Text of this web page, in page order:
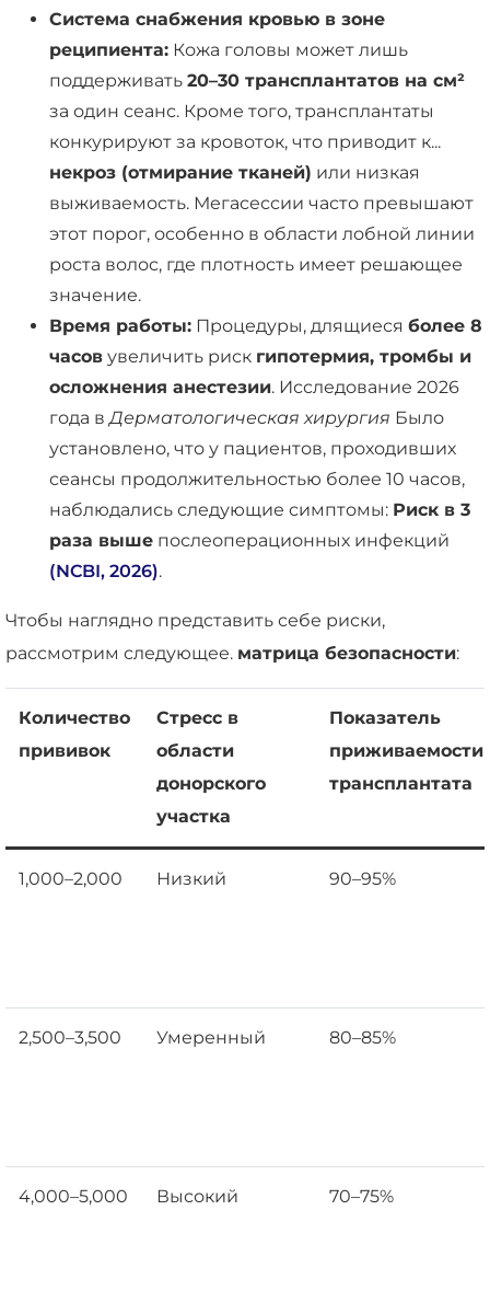
Система снабжения кровью в зоне
реципиента: Кожа головы может лишь
поддерживать 20–30 трансплантатов на см²
за один сеанс. Кроме того, трансплантаты
конкурируют за кровоток, что приводит к...
некроз (отмирание тканей) или низкая
выживаемость. Мегасессии часто превышают
этот порог, особенно в области лобной линии
роста волос, где плотность имеет решающее
значение.
Время работы: Процедуры, длящиеся более 8
часов увеличить риск гипотермия, тромбы и
осложнения анестезии. Исследование 2026
года в Дерматологическая хирургия Было
установлено, что у пациентов, проходивших
сеансы продолжительностью более 10 часов,
наблюдались следующие симптомы: Риск в 3
раза выше послеоперационных инфекций
(NCBI, 2026).
Чтобы наглядно представить себе риски,
рассмотрим следующее. матрица безопасности:
Количество
прививок
Стресс в
области
донорского
участка
Показатель
приживаемости
трансплантата
1,000–2,000 Низкий 90–95%
2,500–3,500 Умеренный 80–85%
4,000–5,000 Высокий 70–75%